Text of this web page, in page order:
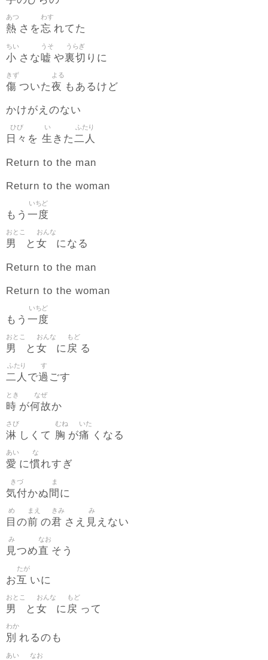
熱
あつ
さを忘
わす
れてた
小
ちい
さな嘘
うそ
や裏切
うらぎ
りに
傷
きず
ついた夜
よる
もあるけど
かけがえのない
日々
ひび
を 生
い
きた二人
ふたり
Return to the man
Return to the woman
もう 一度
いちど
男
おとこ
と 女
おんな
になる
Return to the man
Return to the woman
もう 一度
いちど
男
おとこ
と 女
おんな
に戻
もど
る
二人
ふたり
で過
す
ごす
時
とき
が何故
なぜ
か
淋
さび
しくて 胸
むね
が痛
いた
くなる
愛
あい
に慣
な
れすぎ
気付
きづ
かぬ 間
ま
に
目
め
の前
まえ
の君
きみ
さえ 見
み
えない
見
み
つめ直
なお
そう
お互
たが
いに
男
おとこ
と 女
おんな
に戻
もど
って
別
わか
れるのも
あい なお